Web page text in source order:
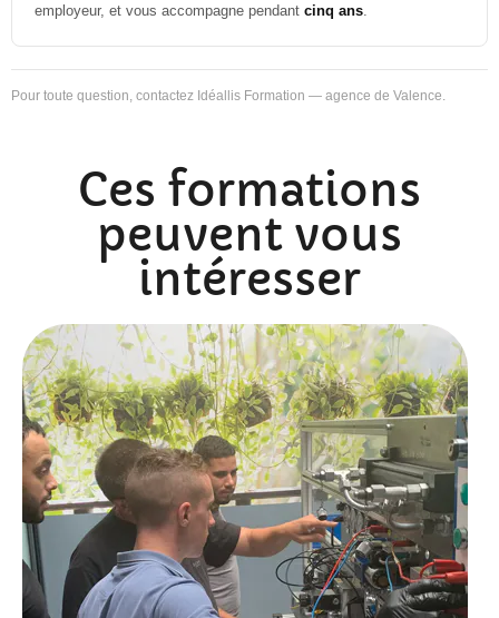
employeur, et vous accompagne pendant cinq ans
Pour toute question, contactez Idéallis Formation — agence de Valence.
Ces formations
peuvent vous
intéresser